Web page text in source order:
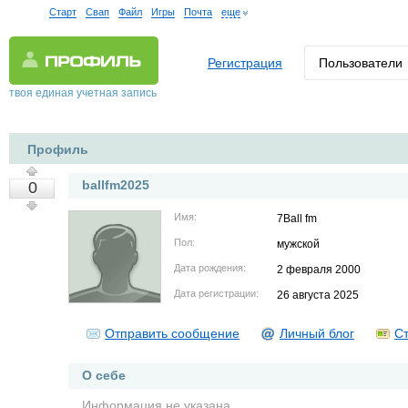
Старт Свап Файл Игры Почта еще
твоя единая учетная запись
Регистрация Пользователи
Профиль
0 ballfm2025
Имя: 7Ball fm
Пол: мужской
Дата рождения: 2 февраля 2000
Дата регистрации: 26 августа 2025
Отправить сообщение Личный блог
О себе